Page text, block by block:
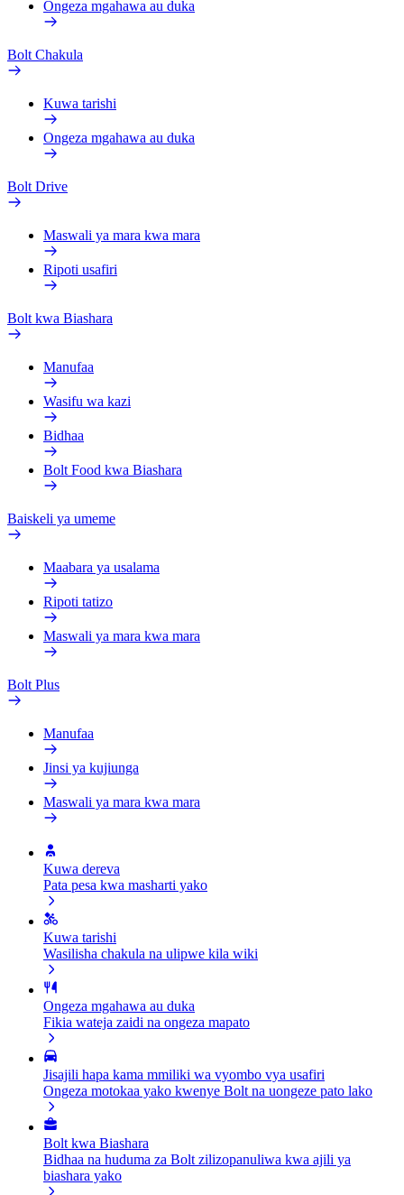
Ongeza mgahawa au duka
Bolt Chakula
Kuwa tarishi
Ongeza mgahawa au duka
Bolt Drive
Maswali ya mara kwa mara
Ripoti usafiri
Bolt kwa Biashara
Manufaa
Wasifu wa kazi
Bidhaa
Bolt Food kwa Biashara
Baiskeli ya umeme
Maabara ya usalama
Ripoti tatizo
Maswali ya mara kwa mara
Bolt Plus
Manufaa
Jinsi ya kujiunga
Maswali ya mara kwa mara
Kuwa dereva
Pata pesa kwa masharti yako
Kuwa tarishi
Wasilisha chakula na ulipwe kila wiki
Ongeza mgahawa au duka
Fikia wateja zaidi na ongeza mapato
Jisajili hapa kama mmiliki wa vyombo vya usafiri
Ongeza motokaa yako kwenye Bolt na uongeze pato lako
Bolt kwa Biashara
Bidhaa na huduma za Bolt zilizopanuliwa kwa ajili ya
biashara yako